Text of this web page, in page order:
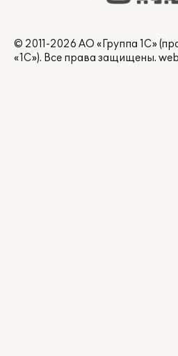
© 2011-2026 АО «Группа 1С»
«1С»). Все права защищены.